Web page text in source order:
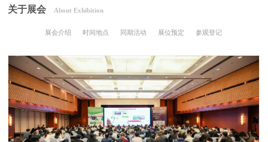
关于展会 About Exhibition
展会介绍 时间地点 同期活动 展位预定 参观登记